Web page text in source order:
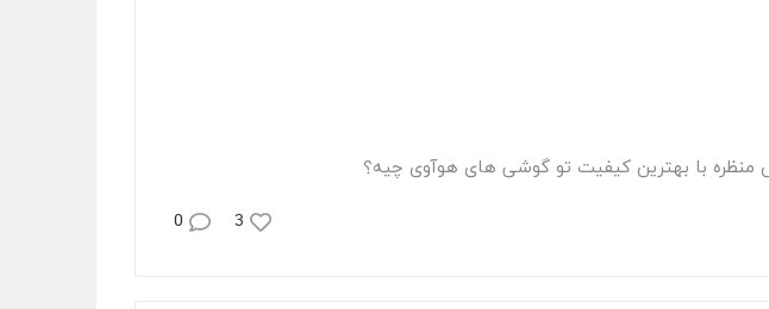
منظره با بهترین کیفیت تو گوشی های هوآوی چیه؟
3
0